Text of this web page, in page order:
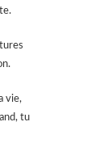
vie,
tu